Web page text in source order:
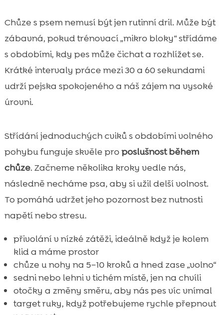
Chůze s psem nemusí být jen rutinní dril. Může být
zábavná, pokud trénovací „mikro bloky“ střídáme
s obdobími, kdy pes může čichat a rozhlížet se.
Krátké intervaly práce mezi 30 a 60 sekundami
udrží pejska spokojeného a náš zájem na vysoké
úrovni.
Střídání jednoduchých cviků s obdobími volného
pohybu funguje skvěle pro poslušnost během
chůze. Začneme několika kroky vedle nás,
následně necháme psa, aby si užil delší volnost.
To pomáhá udržet jeho pozornost bez nutnosti
napětí nebo stresu.
přivolání v nízké zátěži, ideálně když je kolem
klid a máme prostor
chůze u nohy na 5–10 kroků a hned zase „volno“
sedni nebo lehni v tichém místě, jen na chvíli
otočky a změny směru, aby nás pes víc vnímal
target ruky, když potřebujeme rychle přepnout